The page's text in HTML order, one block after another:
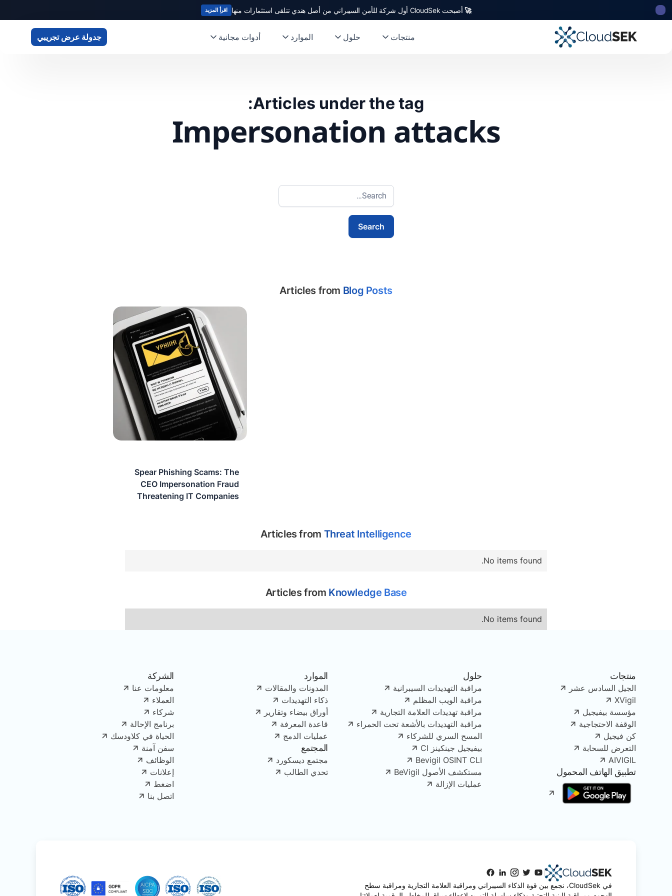
🚀 أصبحت CloudSek أول شركة للأمن السيبراني من أصل هندي تتلقى استثمارات منها اقرأ المزيد
منتجات حلول الموارد أدوات مجانية جدولة عرض تجريبي
Articles under the tag:
Impersonation attacks
Articles from Blog Posts
Spear Phishing Scams: The
CEO Impersonation Fraud
Threatening IT Companies
Articles from Threat Intelligence
No items found.
Articles from Knowledge Base
No items found.
منتجات
الجيل السادس عشر
XVigil
مؤسسة بيفيجيل
الوقفة الاحتجاجية
كن فيجيل
التعرض للسحابة
AIVIGIL
تطبيق الهاتف المحمول
حلول
مراقبة التهديدات السيبرانية
مراقبة الويب المظلم
مراقبة تهديدات العلامة التجارية
مراقبة التهديدات بالأشعة تحت الحمراء
المسح السري للشركاء
بيفيجيل جينكينز CI
Bevigil OSINT CLI
مستكشف الأصول BeVigil
عمليات الإزالة
الموارد
المدونات والمقالات
ذكاء التهديدات
أوراق بيضاء وتقارير
قاعدة المعرفة
عمليات الدمج
المجتمع
مجتمع ديسكورد
تحدي الطالب
الشركة
معلومات عنا
العملاء
شركاء
برنامج الإحالة
الحياة في كلاودسك
سفن آمنة
الوظائف
إعلانات
اضغط
اتصل بنا
في CloudSek، نجمع بين قوة الذكاء السيبراني ومراقبة العلامة التجارية ومراقبة سطح